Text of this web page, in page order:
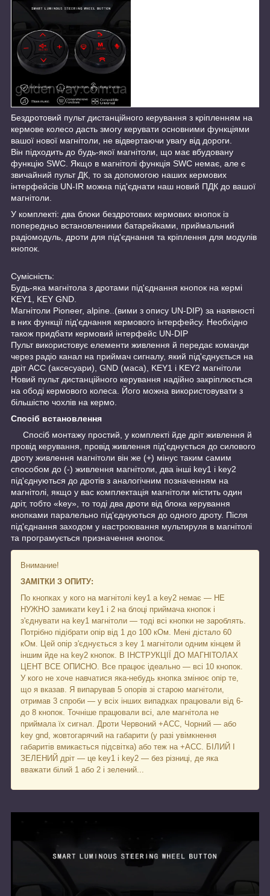
Бездротовий пульт дистанційного керування з кріпленням на
кермове колесо дасть змогу керувати основними функціями
вашої нової магнітоли, не відвертаючи увагу від дороги.
Він підходить до будь-якої магнітоли, що має вбудовану
функцію SWC. Якщо в магнітолі функція SWC немає, але є
звичайний пульт ДК, то за допомогою наших кермових
інтерфейсів UN-IR можна під'єднати наш новий ПДК до вашої
магнітоли.
У комплекті: два блоки бездротових кермових кнопок із
попередньо встановленими батарейками, приймальний
радіомодуль, дроти для під'єднання та кріплення для модулів
кнопок.
Сумісність:
Будь-яка магнітола з дротами під'єднання кнопок на кермі
KEY1, KEY GND.
Магнітоли Pioneer, alpine..(вими з опису UN-DIP) за наявності
в них функції під'єднання кермового інтерфейсу. Необхідно
також придбати кермовий інтерфейс UN-DIP
Пульт використовує елементи живлення й передає команди
через радіо канал на приймач сигналу, який під'єднується на
дріт ACC (аксесуари), GND (маса), KEY1 і KEY2 магнітоли
Новий пульт дистанційного керування надійно закріплюється
на ободі кермового колеса. Його можна використовувати з
більшістю чохлів на кермо.
Спосіб встановлення
Спосіб монтажу простий, у комплекті йде дріт живлення й
провід керування, провід живлення під'єднується до силового
дроту живлення магнітоли він же (+) мінус таким самим
способом до (-) живлення магнітоли, два інші key1 і key2
під'єднуються до дротів з аналогічним позначенням на
магнітолі, якщо у вас комплектація магнітоли містить один
дріт, тобто «key», то тоді два дроти від блока керування
кнопками паралельно під'єднуються до одного дроту. Після
під'єднання заходом у настроювання мультируля в магнітолі
та програмується призначення кнопок.
Внимание!
ЗАМІТКИ З ОПИТУ:
По кнопках у кого на магнітолі key1 а key2 немає — НЕ
НУЖНО замикати key1 і 2 на блоці приймача кнопок і
з'єднувати на key1 магнітоли — тоді всі кнопки не зароблять.
Потрібно підібрати опір від 1 до 100 кОм. Мені дістало 60
кОм. Цей опір з'єднується з key 1 магнітоли одним кінцем й
іншим йде на key2 кнопок. В ІНСТРУКЦІЇ ДО МАГНІТОЛАХ
ЦЕНТ ВСЕ ОПИСНО. Все працює ідеально — всі 10 кнопок.
У кого не хоче навчатися яка-небудь кнопка змінює опір те,
що я вказав. Я випарував 5 опорів зі старою магнітоли,
отримав 3 спроби — у всіх інших випадках працювали від 6-
до 8 кнопок. Точніше працювали всі, але магнітола не
приймала їх сигнал. Дроти Червоний +ACC, Чорний — або
key gnd, жовтогарячий на габарити (у разі увімкнення
габаритів вмикається підсвітка) або теж на +ACC. БІЛИЙ І
ЗЕЛЕНИЙ дріт — це key1 і key2 — без різниці, де яка
вважати білий 1 або 2 і зелений...